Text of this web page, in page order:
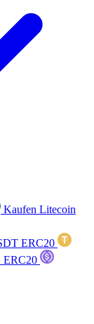
Kaufen Litecoin
ERC20
ERC20